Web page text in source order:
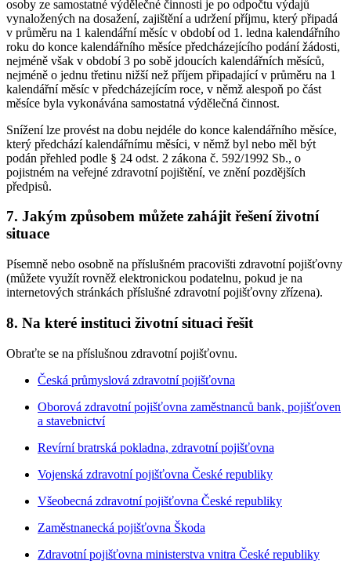
osoby ze samostatné výdělečné činnosti je po odpočtu výdajů
vynaložených na dosažení, zajištění a udržení příjmu, který připadá
v průměru na 1 kalendářní měsíc v období od 1. ledna kalendářního
roku do konce kalendářního měsíce předcházejícího podání žádosti,
nejméně však v období 3 po sobě jdoucích kalendářních měsíců,
nejméně o jednu třetinu nižší než příjem připadající v průměru na 1
kalendářní měsíc v předcházejícím roce, v němž alespoň po část
měsíce byla vykonávána samostatná výdělečná činnost.
Snížení lze provést na dobu nejdéle do konce kalendářního měsíce,
který předchází kalendářnímu měsíci, v němž byl nebo měl být
podán přehled podle § 24 odst. 2 zákona č. 592/1992 Sb., o
pojistném na veřejné zdravotní pojištění, ve znění pozdějších
předpisů.
7. Jakým způsobem můžete zahájit řešení životní
situace
Písemně nebo osobně na příslušném pracovišti zdravotní pojišťovny
(můžete využít rovněž elektronickou podatelnu, pokud je na
internetových stránkách příslušné zdravotní pojišťovny zřízena).
8. Na které instituci životní situaci řešit
Obraťte se na příslušnou zdravotní pojišťovnu.
Česká průmyslová zdravotní pojišťovna
Oborová zdravotní pojišťovna zaměstnanců bank, pojišťoven
a stavebnictví
Revírní bratrská pokladna, zdravotní pojišťovna
Vojenská zdravotní pojišťovna České republiky
Všeobecná zdravotní pojišťovna České republiky
Zaměstnanecká pojišťovna Škoda
Zdravotní pojišťovna ministerstva vnitra České republiky